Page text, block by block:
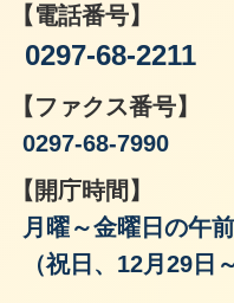
【電話番号】
0297-68-2211
【ファクス番号】
0297-68-7990
【開庁時間】
月曜～金曜日の午
（祝日、12月29日